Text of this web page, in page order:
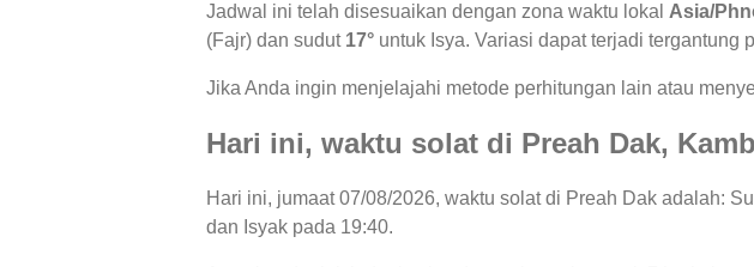
Jadwal ini telah disesuaikan dengan zona waktu lokal Asia/
(Fajr) dan sudut 17° untuk Isya. Variasi dapat terjadi tergantung
Jika Anda ingin menjelajahi metode perhitungan lain atau
Hari ini, waktu solat di Preah Dak,
Hari ini, jumaat 07/08/2026, waktu solat di Preah Dak adalah:
dan Isyak pada 19:40.